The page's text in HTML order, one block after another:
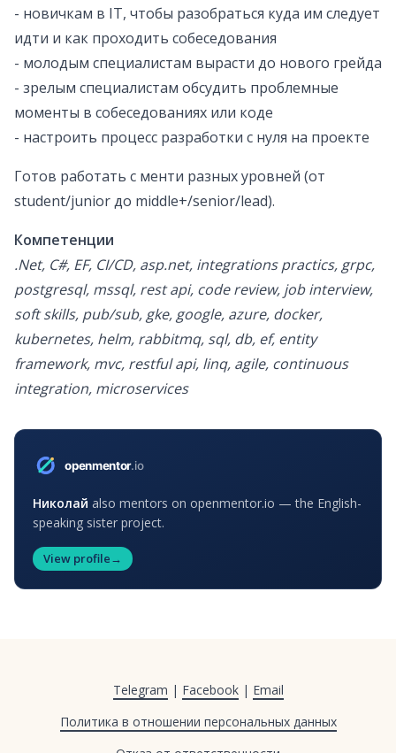
- новичкам в IT, чтобы разобраться куда им следует
идти и как проходить собеседования
- молодым специалистам вырасти до нового грейда
- зрелым специалистам обсудить проблемные
моменты в собеседованиях или коде
- настроить процесс разработки с нуля на проекте
Готов работать с менти разных уровней (от
student/junior до middle+/senior/lead).
Компетенции
.Net, C#, EF, CI/CD, asp.net, integrations practics, grpc,
postgresql, mssql, rest api, code review, job interview,
soft skills, pub/sub, gke, google, azure, docker,
kubernetes, helm, rabbitmq, sql, db, ef, entity
framework, mvc, restful api, linq, agile, continuous
integration, microservices
Николай also mentors on openmentor.io — the English-
speaking sister project.
View profile→
Telegram | Facebook| Email
Политика в отношении персональных данных